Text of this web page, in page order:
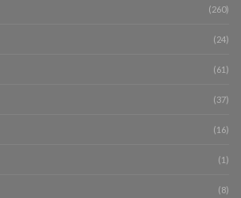
(260)
(24)
(61)
(37)
(16)
(1)
(8)